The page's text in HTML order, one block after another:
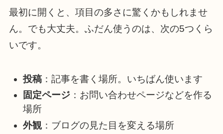
最初に開くと、項目の多さに驚くかもしれませ
ん。でも大丈夫。ふだん使うのは、次の5つくら
いです。
投稿 ：記事を書く場所。いちばん使います
固定ページ ：お問い合わせページなどを作る
場所
外観：ブログの見た目を変える場所